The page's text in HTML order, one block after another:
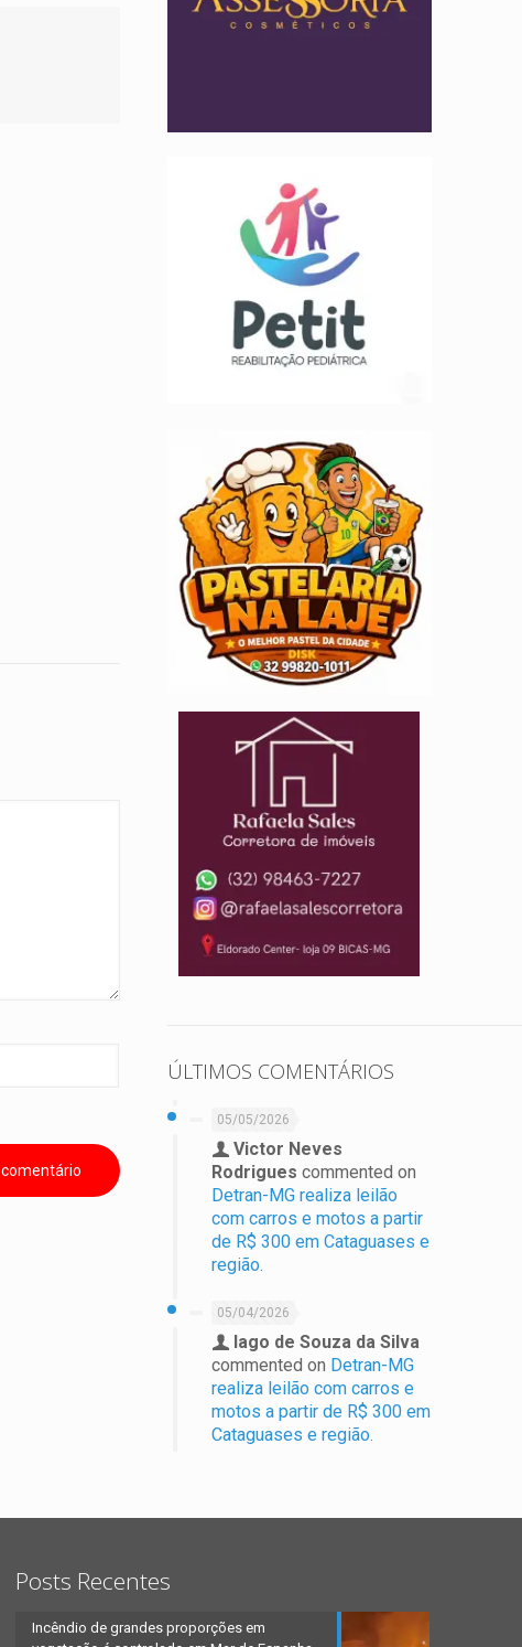
ÚLTIMOS COMENTÁRIOS
05/05/2026
Victor Neves
Rodrigues commented on
Detran-MG realiza leilão
com carros e motos a partir
de R$ 300 em Cataguases e
região.
05/04/2026
Iago de Souza da Silva
commented on Detran-MG
realiza leilão com carros e
motos a partir de R$ 300 em
Cataguases e região.
Posts Recentes
Incêndio de grandes proporções em